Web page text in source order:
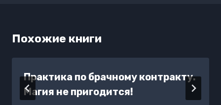
Похожие книги
Практика по брачному контракту.
Магия не пригодится!